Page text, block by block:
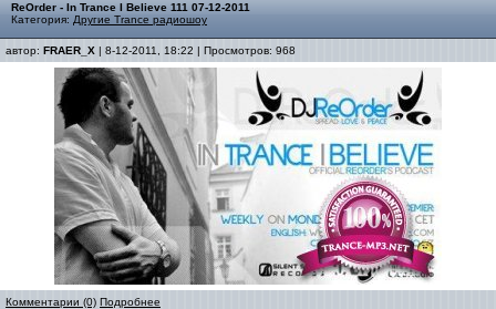
ReOrder - In Trance I Believe 111 07-12-2011
Категория: Другие Trance радиошоу
автор: FRAER_X | 8-12-2011, 18:22 | Просмотров: 968
Комментарии (0) Подробнее